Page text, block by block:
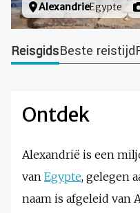
Locatie
AlexandrieEgypte
ReisgidsBeste reistijd
Ontdek
Alexandrië is een
van Egypte, gelegen
naam is afgeleid van